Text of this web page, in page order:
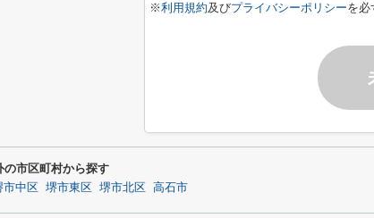
※利用規約及びプライバシーポリシーを必
の市区町村から探す
市中区 堺市東区 堺市北区 高石市